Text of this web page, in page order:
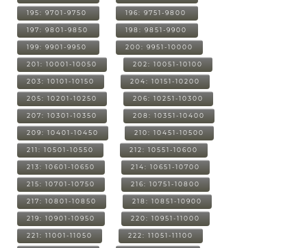
195: 9701-9750 196: 9751-9800
197: 9801-9850 198: 9851-9900
199: 9901-9950 200: 9951-10000
201: 10001-10050 202: 10051-10100
203: 10101-10150 204: 10151-10200
205: 10201-10250 206: 10251-10300
207: 10301-10350 208: 10351-10400
209: 10401-10450 210: 10451-10500
211: 10501-10550 212: 10551-10600
213: 10601-10650 214: 10651-10700
215: 10701-10750 216: 10751-10800
217: 10801-10850 218: 10851-10900
219: 10901-10950 220: 10951-11000
221: 11001-11050 222: 11051-11100